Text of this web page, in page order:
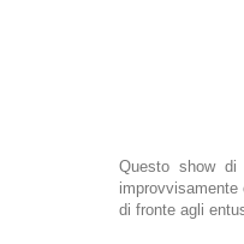
Questo show
di fronte agli